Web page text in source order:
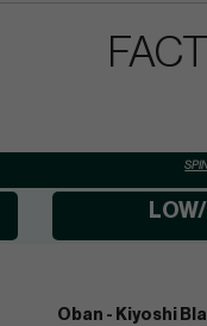
Oban - Kiyoshi